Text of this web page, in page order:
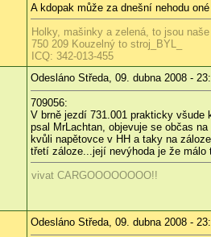
A kdopak může za dnešní nehodu
Holky, mašinky a zelená, to jsou
750 209 Kouzelný to stroj_BYL_
ICQ: 342-013-455
Odesláno Středa, 09. dubna 2008 -
709056:
V brně jezdí 731.001 prakticky všude
psal MrLachtan, objevuje se občas
kvůli napětovce v HH a taky na
třetí záloze...její nevýhoda je že
vivat CARGOOOOOOOO!!
Odesláno Středa, 09. dubna 2008 -